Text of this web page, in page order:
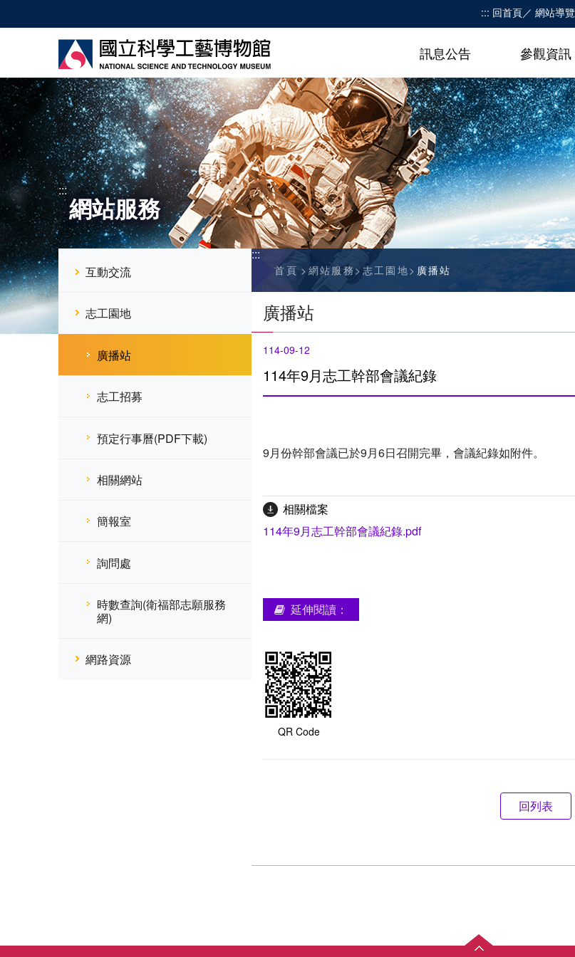
主
::: 回首頁 網站導覽
訊息公告 參觀資訊
:::
網站服務
互動交流
志工園地
廣播站
志工招募
預定行事曆(PDF下載)
相關網站
簡報室
詢問處
時數查詢(衛福部志願服務
網)
網路資源
:::
首頁 網站服務 志工園地 廣播站
廣播站
114-09-12
114年9月志工幹部會議紀錄
9月份幹部會議已於9月6日召開完畢，會議紀錄如附件。
相關檔案
114年9月志工幹部會議紀錄.pdf
延伸閱讀：
QR Code